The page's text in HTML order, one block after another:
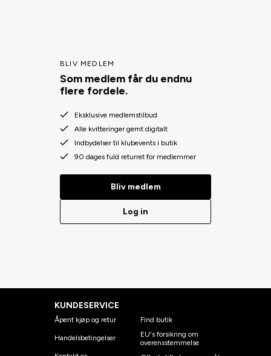
BLIV MEDLEM
Som medlem får du endnu
flere fordele.
Eksklusive medlemstilbud
Alle kvitteringer gemt digitalt
Indbydelser til klubevents i butik
90 dages fuld returret for medlemmer
Bliv medlem
Log in
KUNDESERVICE
Åpent kjøp og retur
Handelsbetingelser
Find butik
EU's forsikring om
overensstemmelse